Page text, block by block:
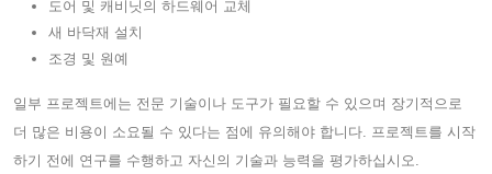
도어 및 캐비닛의 하드웨어 교체
새 바닥재 설치
조경 및 원예
일부 프로젝트에는 전문 기술이나 도구가 필요할 수 있으며 장기적으로
더 많은 비용이 소요될 수 있다는 점에 유의해야 합니다. 프로젝트를 시작
하기 전에 연구를 수행하고 자신의 기술과 능력을 평가하십시오.